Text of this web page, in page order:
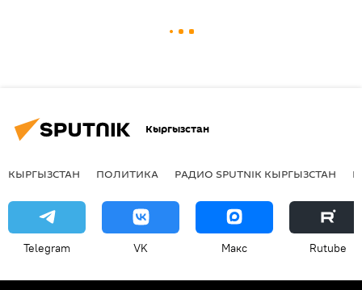
Кыргызстан
КЫРГЫЗСТАН ПОЛИТИКА РАДИО SPUTNIK КЫРГЫЗСТАН
Telegram VK Макс Rutube